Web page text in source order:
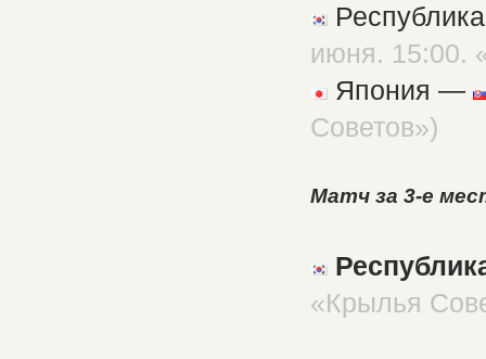
июня. 15:00.
Япония —
Советов»)
Матч за 3-е
«Крылья